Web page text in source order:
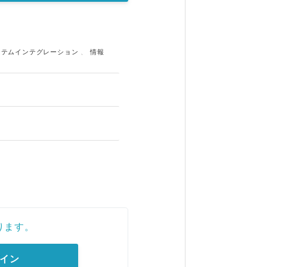
テムインテグレーション 、情報
す。
ン